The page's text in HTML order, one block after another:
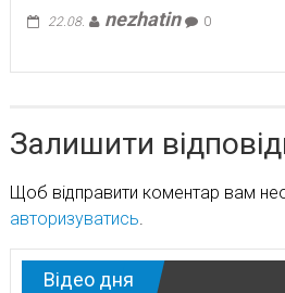
22.08. nezhatin 0
Залишити
Щоб відправити коментар вам
авторизуватись.
Відео дня